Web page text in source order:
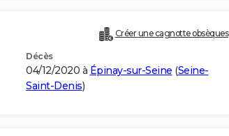
Créer une cagnotte obsèques
Décès
04/12/2020 à Épinay-sur-Seine (Seine-
Saint-Denis)